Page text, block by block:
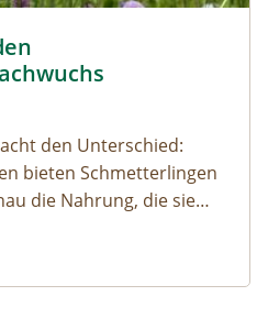
den Unterschied:
bieten Schmetterlingen
die Nahrung, die sie
fördern und
stärken.